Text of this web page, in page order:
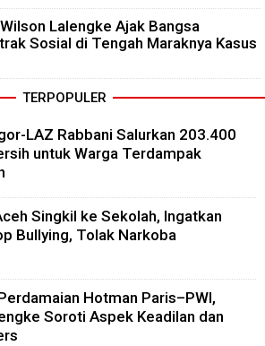
Lalengke Ajak Bangsa
Sosial di Tengah Maraknya Kasus
TERPOPULER
LAZ Rabbani Salurkan 203.400
untuk Warga Terdampak
Singkil ke Sekolah, Ingatkan
Bullying, Tolak Narkoba
Hotman Paris–PWI,
Soroti Aspek Keadilan dan